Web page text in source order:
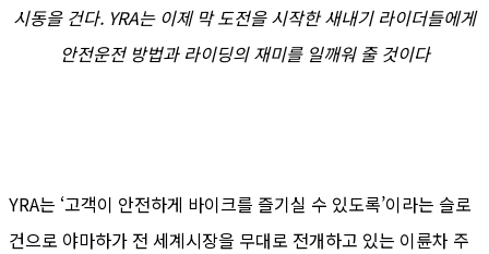
시동을 건다. YRA는 이제 막 도전을 시작한 새내기 라이더들에게
안전운전 방법과 라이딩의 재미를 일깨워 줄 것이다
YRA는 ‘고객이 안전하게 바이크를 즐기실 수 있도록’이라는 슬로
건으로 야마하가 전 세계시장을 무대로 전개하고 있는 이륜차 주